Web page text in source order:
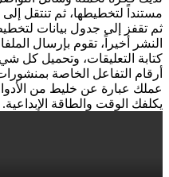
مستنداً لتخطيطها، ثم تنتقل إلى
ثم تقفز إلى جدول بيانات
أرقام التفاعل الخاصة
عملك عبارة عن خليط من
يكلفك الوقت والطاقة الإبداعية.